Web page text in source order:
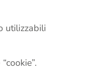
utilizzabili